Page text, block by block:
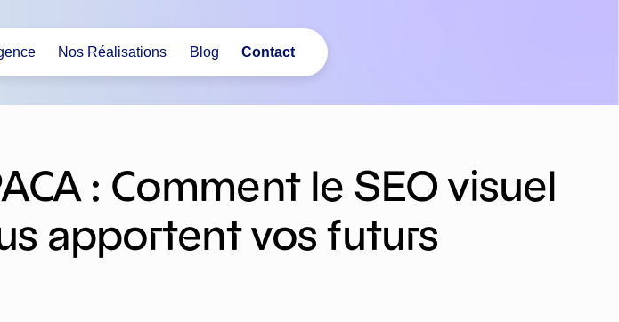
Nos Réalisations Blog Contact
: Comment le SEO visuel
apportent vos futurs